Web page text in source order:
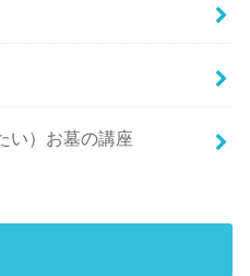
い）お墓の講座